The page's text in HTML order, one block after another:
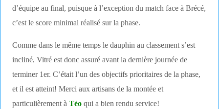
d’équipe au final, puisque à l’exception du match face à Brécé,
c’est le score minimal réalisé sur la phase.
Comme dans le même temps le dauphin au classement s’est
incliné, Vitré est donc assuré avant la dernière journée de
terminer 1er. C’était l’un des objectifs prioritaires de la phase,
et il est atteint! Merci aux artisans de la montée et
particulièrement àTéo qui a bien rendu service!